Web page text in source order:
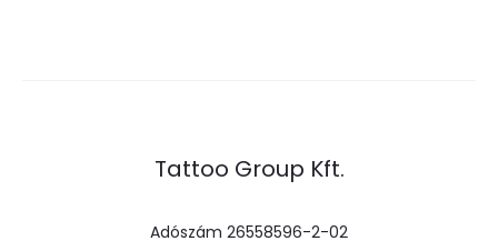
Tattoo Group Kft.
Adószám 26558596-2-02